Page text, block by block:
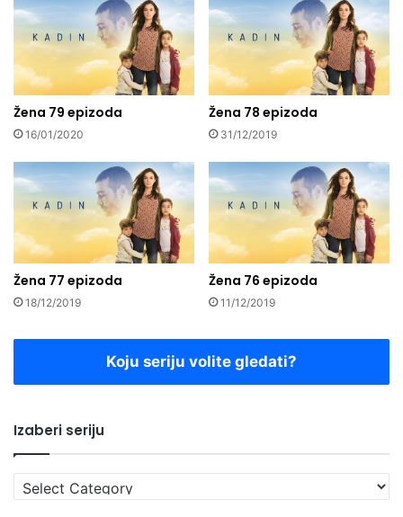
Žena 79 epizoda
16/01/2020
Žena 78 epizoda
31/12/2019
Žena 77 epizoda
18/12/2019
Žena 76 epizoda
11/12/2019
Koju seriju volite gledati?
Izaberi seriju
Izaberi
seriju